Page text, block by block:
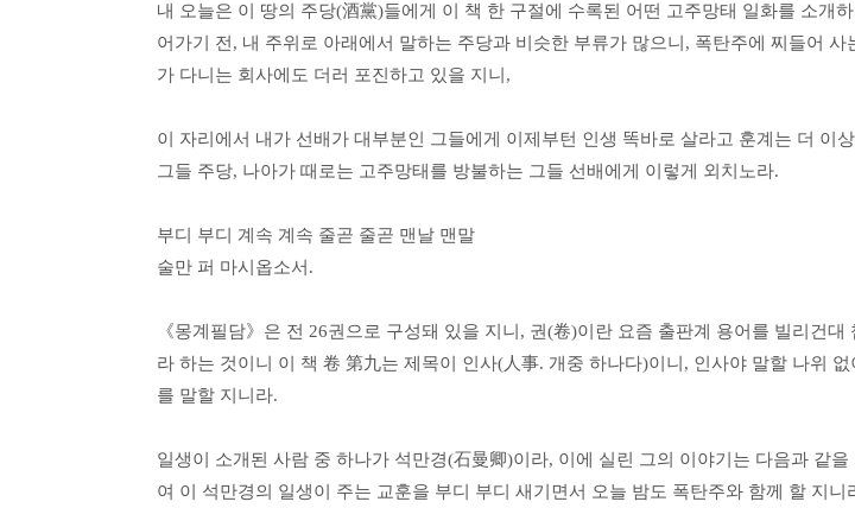
내 오늘은 이 땅의 주당(酒黨)들에게 이 책 한 구절에 수록된 어떤 고주망태 일화를 소개
어가기 전, 내 주위로 아래에서 말하는 주당과 비슷한 부류가 많으니, 폭탄주에 찌들어 사
가 다니는 회사에도 더러 포진하고 있을 지니,
이 자리에서 내가 선배가 대부분인 그들에게 이제부턴 인생 똑바로 살라고 훈계는 더 이
그들 주당, 나아가 때로는 고주망태를 방불하는 그들 선배에게 이렇게 외치노라.
부디 부디 계속 계속 줄곧 줄곧 맨날 맨말
술만 퍼 마시옵소서.
《몽계필담》은 전 26권으로 구성돼 있을 지니, 권(卷)이란 요즘 출판계 용어를 빌리건대
라 하는 것이니 이 책 卷 第九는 제목이 인사(人事. 개중 하나다)이니, 인사야 말할 나위
를 말할 지니라.
일생이 소개된 사람 중 하나가 석만경(石曼卿)이라, 이에 실린 그의 이야기는 다음과 같을
여 이 석만경의 일생이 주는 교훈을 부디 부디 새기면서 오늘 밤도 폭탄주와 함께 할 지니